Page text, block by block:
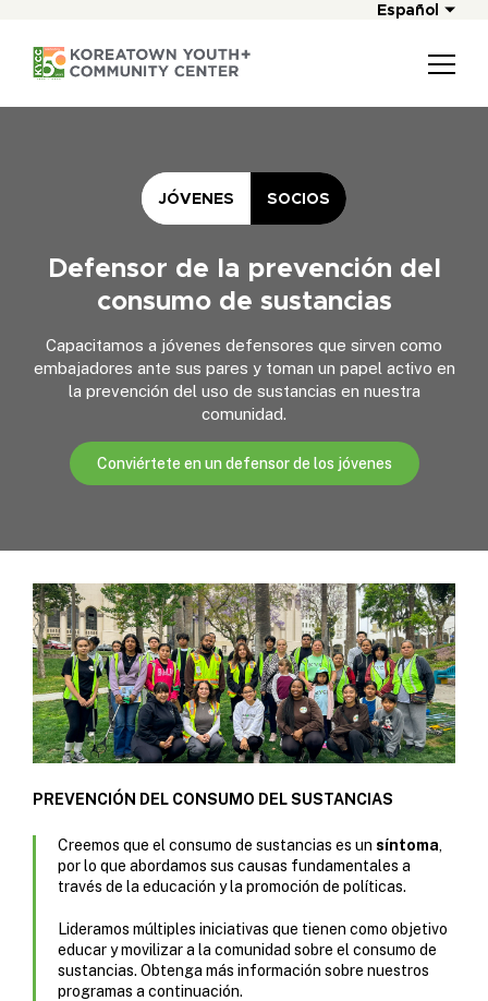
Español
JÓVENES SOCIOS
Defensor de la prevención del
consumo de sustancias
Capacitamos a jóvenes defensores que sirven como
embajadores ante sus pares y toman un papel activo en
la prevención del uso de sustancias en nuestra
comunidad.
Conviértete en un defensor de los jóvenes
PREVENCIÓN DEL CONSUMO DEL SUSTANCIAS
Creemos que el consumo de sustancias es un síntoma,
por lo que abordamos sus causas fundamentales a
través de la educación y la promoción de políticas.
Lideramos múltiples iniciativas que tienen como objetivo
educar y movilizar a la comunidad sobre el consumo de
sustancias. Obtenga más información sobre nuestros
programas a continuación.